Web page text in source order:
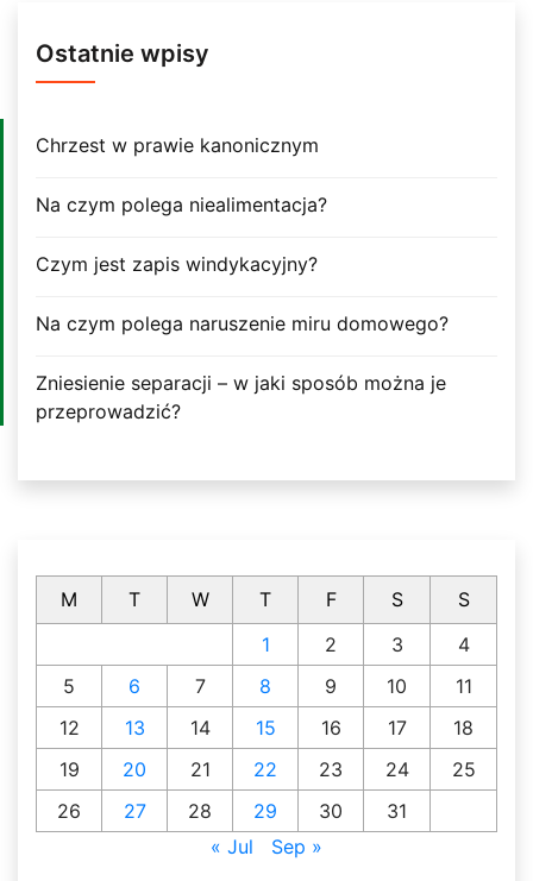
Ostatnie wpisy
Chrzest w prawie kanonicznym
Na czym polega niealimentacja?
Czym jest zapis windykacyjny?
Na czym polega naruszenie miru domowego?
Zniesienie separacji – w jaki sposób można je
przeprowadzić?
M T W T F S
S
1
2 3
4
5
6 7 8 9 10
11
12
13 14 15 16 17
18
19
20 21 22 23 24
25
26
27 28 29 30
31
« Jul
Sep »